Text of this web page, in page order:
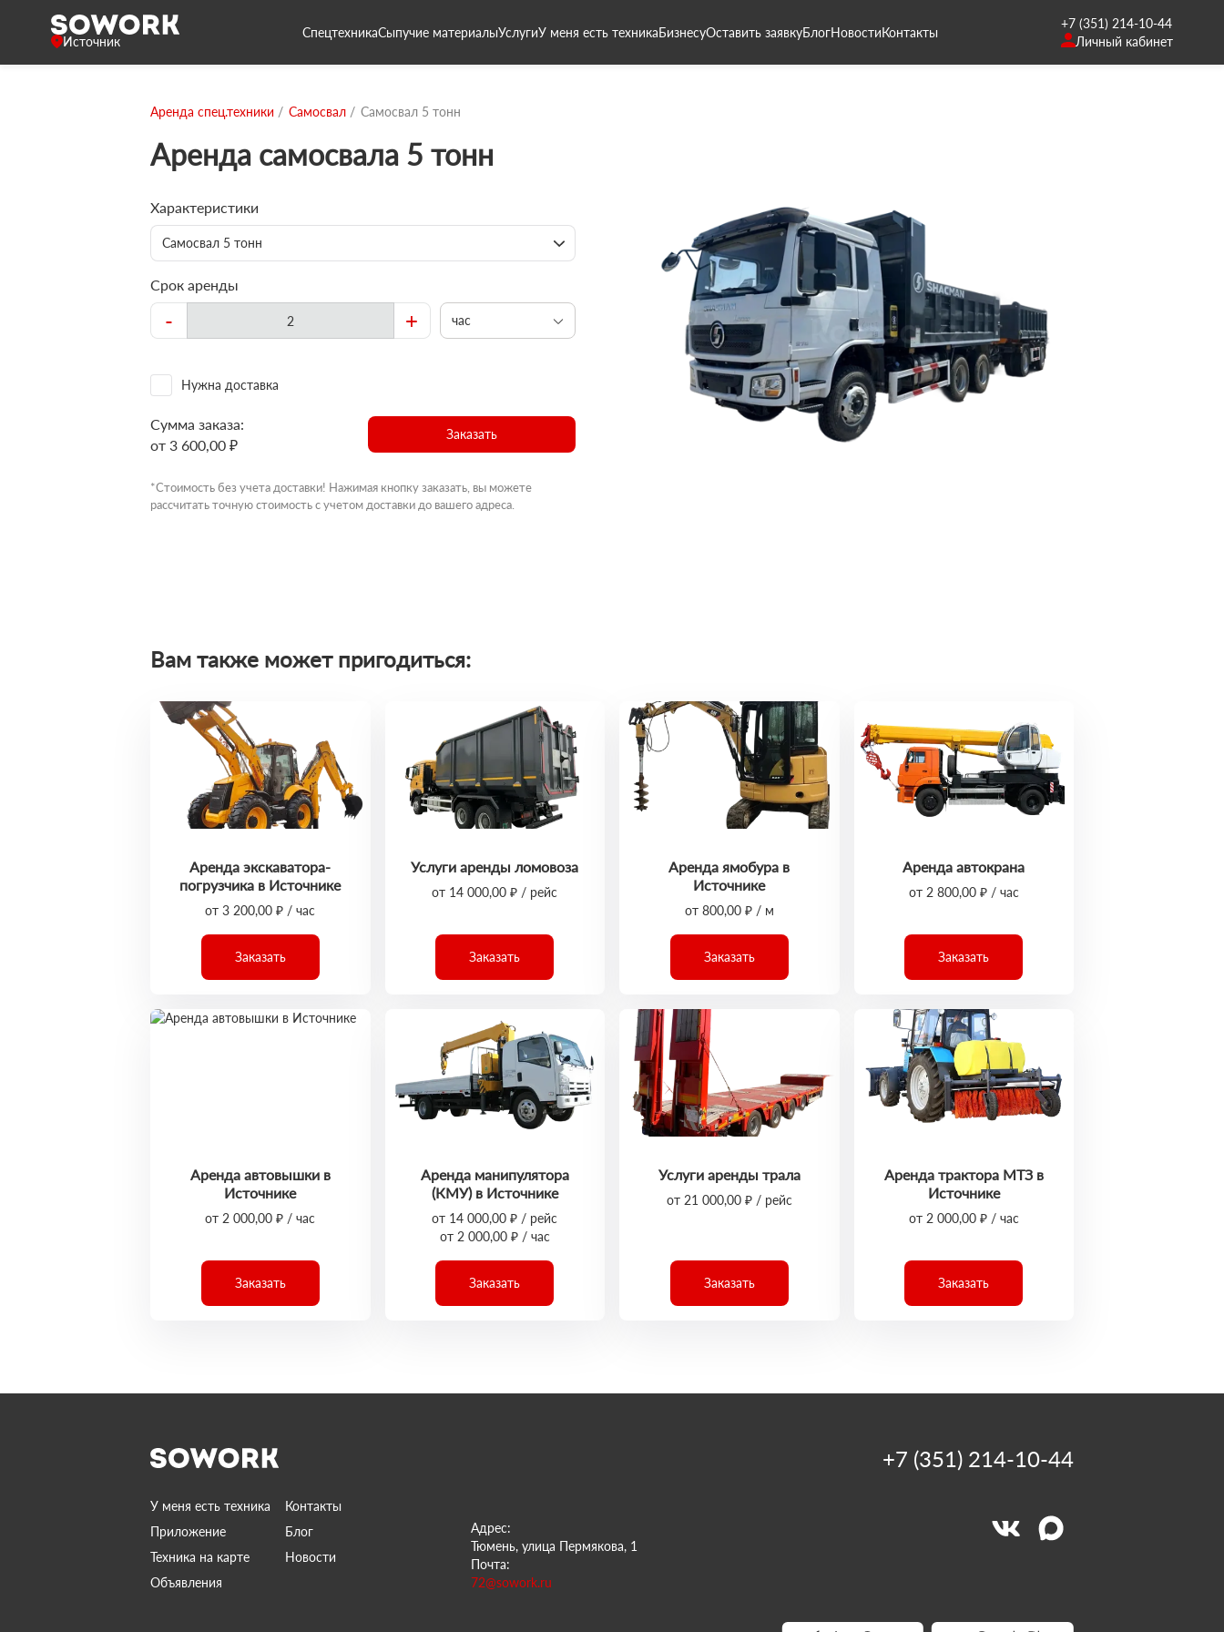
Источник
СпецтехникаСыпучие материалыУслугиУ меня есть техникаБизнесуОставить заявкуБлогНовостиКонтакты
+7 (351) 214-10-44
Личный кабинет
Аренда спец.техники Самосвал Самосвал 5 тонн
Аренда самосвала 5 тонн
Характеристики
Самосвал 5 тонн
Срок аренды
- + час
Нужна доставка
Сумма заказа:
от 3 600,00 ₽
Заказать
*Стоимость без учета доставки! Нажимая кнопку заказать, вы можете
рассчитать точную стоимость с учетом доставки до вашего адреса.
Вам также может пригодиться:
Аренда экскаватора-
погрузчика в Источнике
от 3 200,00 ₽ / час
Заказать
Услуги аренды ломовоза
от 14 000,00 ₽ / рейс
Заказать
Аренда ямобура в
Источнике
от 800,00 ₽ / м
Заказать
Аренда автокрана
от 2 800,00 ₽ / час
Заказать
Аренда автовышки в
Источнике
от 2 000,00 ₽ / час
Заказать
Аренда манипулятора
(КМУ) в Источнике
от 14 000,00 ₽ / рейс
от 2 000,00 ₽ / час
Заказать
Услуги аренды трала
от 21 000,00 ₽ / рейс
Заказать
Аренда трактора МТЗ в
Источнике
от 2 000,00 ₽ / час
Заказать
У меня есть техника
Контакты
Приложение
Блог
Техника на карте
Новости
Объявления
Адрес:
Тюмень, улица Пермякова, 1
Почта:
72@sowork.ru
+7 (351) 214-10-44